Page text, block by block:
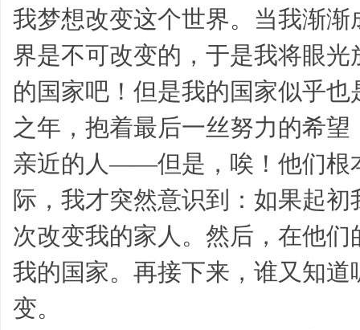
我梦想改变这个世界。当我渐
界是不可改变的，于是我将眼
的国家吧！但是我的国家似乎
之年，抱着最后一丝努力的希
亲近的人——但是，唉！他们根
际，我才突然意识到：如果起
次改变我的家人。然后，在他
我的国家。再接下来，谁又知
变。